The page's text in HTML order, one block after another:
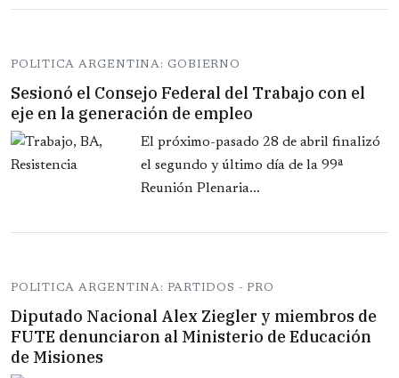
POLITICA ARGENTINA: GOBIERNO
Sesionó el Consejo Federal del Trabajo con el
eje en la generación de empleo
El próximo-pasado 28 de abril finalizó
el segundo y último día de la 99ª
Reunión Plenaria...
POLITICA ARGENTINA: PARTIDOS - PRO
Diputado Nacional Alex Ziegler y miembros de
FUTE denunciaron al Ministerio de Educación
de Misiones